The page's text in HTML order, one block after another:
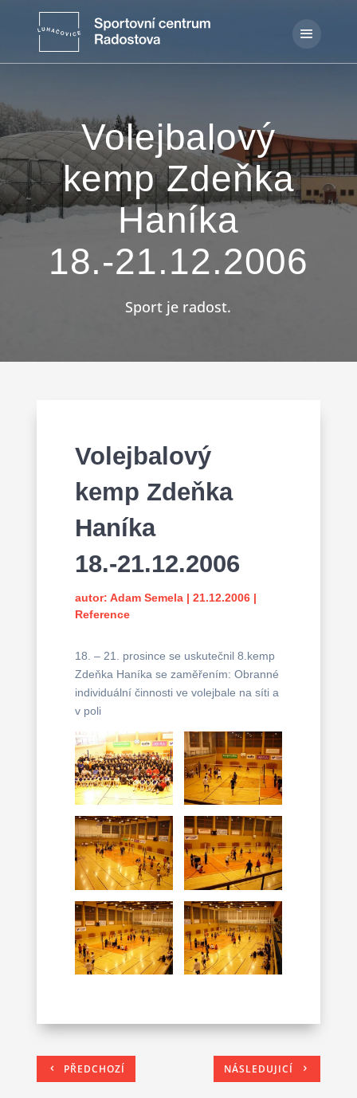
Volejbalový
kemp Zdeňka
Haníka
18.-21.12.2006
Sport je radost.
Volejbalový
kemp Zdeňka
Haníka
18.-21.12.2006
autor: Adam Semela| 21.12.2006|
Reference
18. – 21. prosince se uskutečnil 8.kemp
Zdeňka Haníka se zaměřením: Obranné
individuální činnosti ve volejbale na síti a
v poli
PŘEDCHOZÍ NÁSLEDUJICÍ